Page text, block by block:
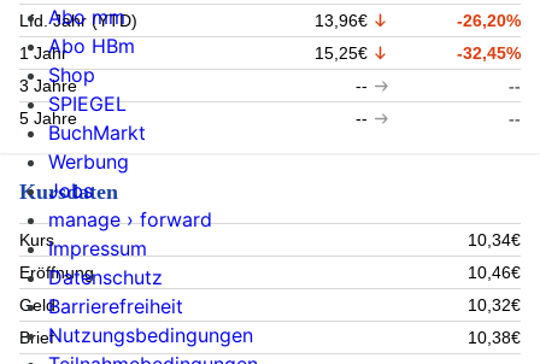
Lfd. Jahr (YTD)
13,96€
-26,20%
1 Jahr
15,25€
-32,45%
3 Jahre
--
--
5 Jahre
-- --
Kursdaten
Kurs
10,34€
Eröffnung
10,46€
Geld
10,32€
Brief
10,38€
Abo mm
Abo HBm
Shop
SPIEGEL
BuchMarkt
Werbung
Jobs
manage › forward
Impressum
Datenschutz
Barrierefreiheit
Nutzungsbedingungen